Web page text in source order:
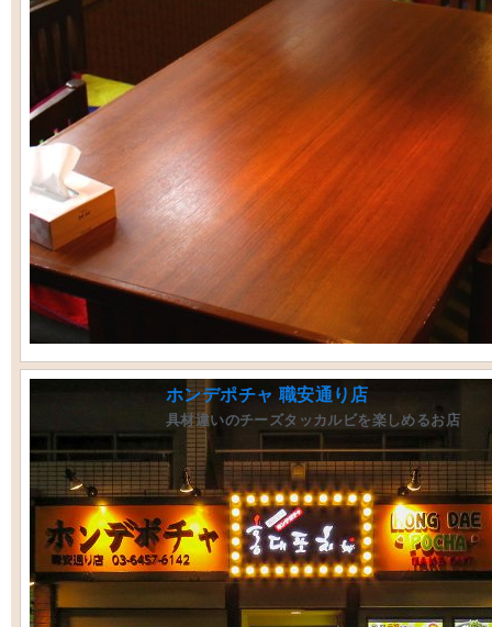
ホンデポチャ 職安通り店
具材違いのチーズタッカルビを楽しめるお店